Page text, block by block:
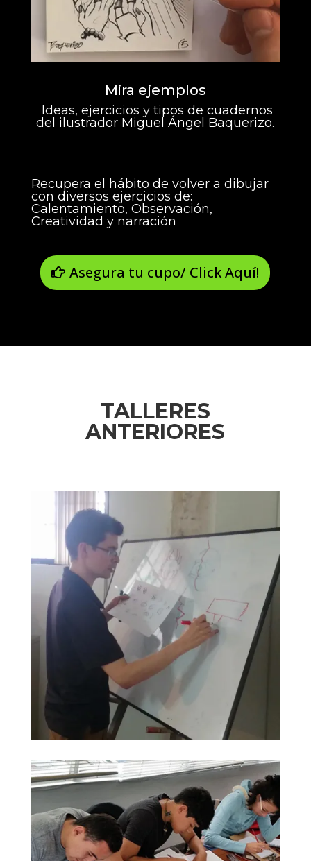
Mira ejemplos
Ideas, ejercicios y tipos de cuadernos
del ilustrador Miguel Ángel Baquerizo.
Recupera el hábito de volver a dibujar
con diversos ejercicios de:
Calentamiento, Observación,
Creatividad y narración
Asegura tu cupo/ Click Aquí!
TALLERES
ANTERIORES